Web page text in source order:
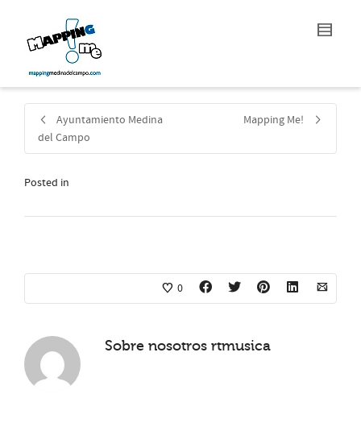
Ayuntamiento Medina
del Campo
Mapping Me!
Posted in
0
Sobre nosotros rtmusica